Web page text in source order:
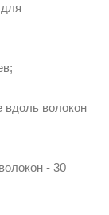
вдоль волокон
- 30